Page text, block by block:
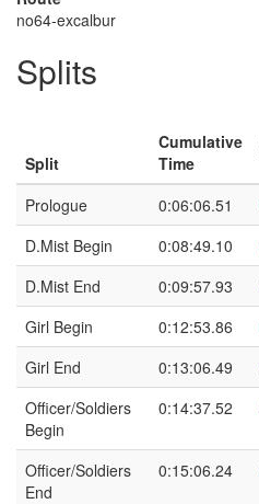
no64-excalbur
Splits
Split
Cumulative
Time
Prologue
0:06:06.51
D.Mist Begin
0:08:49.10
D.Mist End
0:09:57.93
Girl Begin
0:12:53.86
Girl End
0:13:06.49
Officer/Soldiers
Begin
0:14:37.52
Officer/Soldiers
End
0:15:06.24